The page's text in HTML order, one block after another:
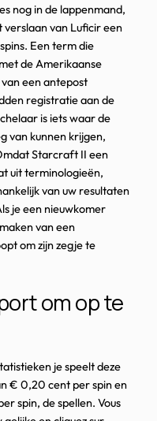
nog in de lappenmand,
verslaan van Luficir een
Een term die
de Amerikaanse
een antepost
registratie aan de
is iets waar de
van kunnen krijgen,
Starcraft II een
uit terminologieën,
van uw resultaten
je een nieuwkomer
van een
om zijn zegje te
om op te
je speelt deze
€ 0,20 cent per spin en
spin, de spellen. Vous